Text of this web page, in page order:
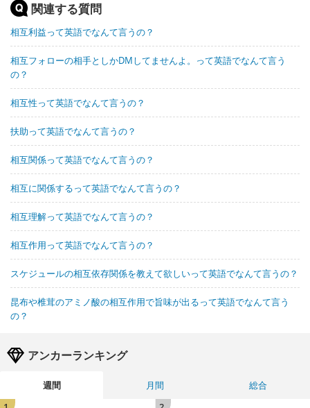
関連する質問
相互利益って英語でなんて言うの？
相互フォローの相手としかDMしてませんよ。って英語でなんて言う
の？
相互性って英語でなんて言うの？
扶助って英語でなんて言うの？
相互関係って英語でなんて言うの？
相互に関係するって英語でなんて言うの？
相互理解って英語でなんて言うの？
相互作用って英語でなんて言うの？
スケジュールの相互依存関係を教えて欲しいって英語でなんて言うの？
昆布や椎茸のアミノ酸の相互作用で旨味が出るって英語でなんて言う
の？
アンカーランキング
週間 月間
総合